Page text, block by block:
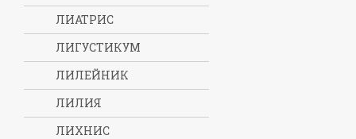
ЛИАТРИС
ЛИГУСТИКУМ
ЛИЛЕЙНИК
ЛИЛИЯ
ЛИХНИС